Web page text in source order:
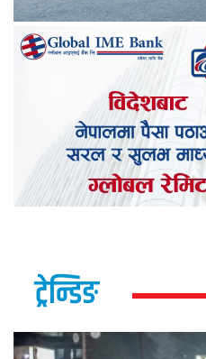
ट्रेन्डिङ